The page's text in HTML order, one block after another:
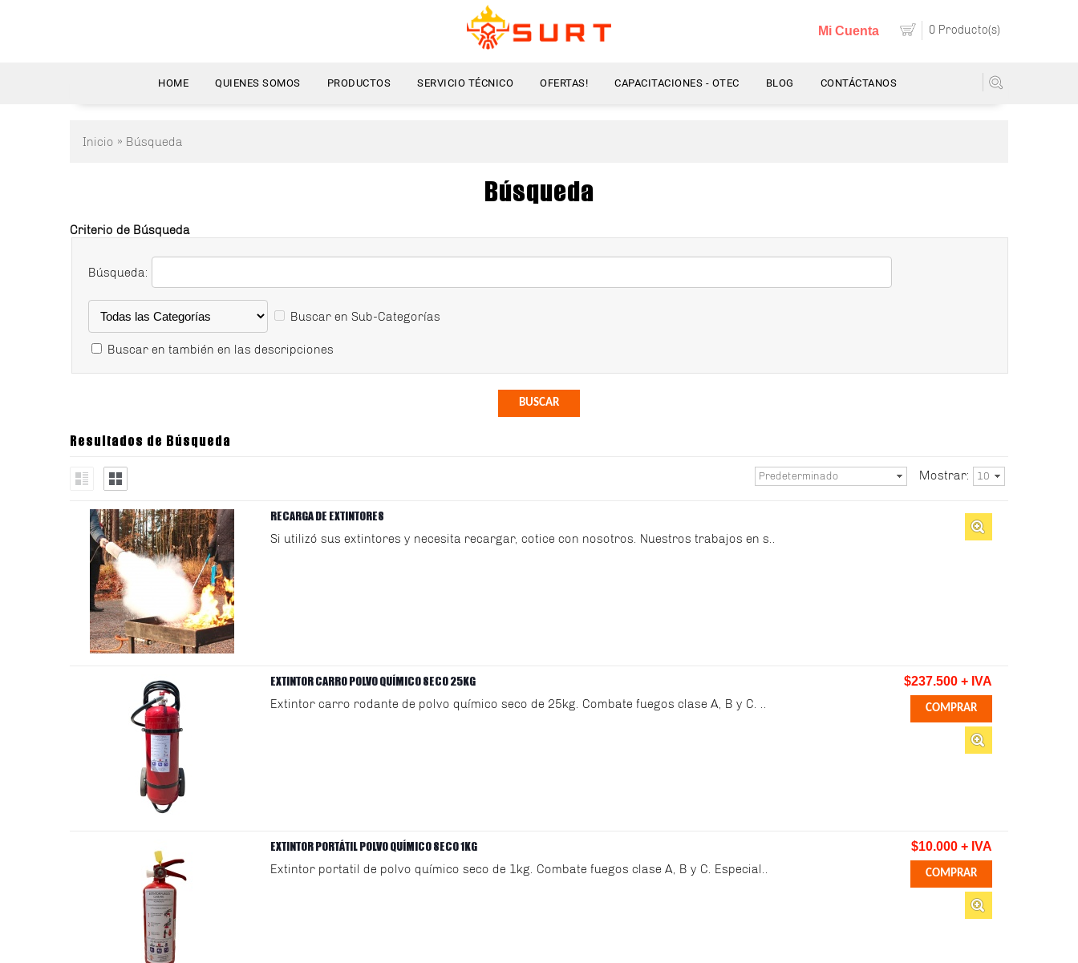
0 Producto(s)
Mi Cuenta
HOME QUIENES SOMOS PRODUCTOS SERVICIO TÉCNICO OFERTAS! CAPACITACIONES - OTEC BLOG CONTÁCTANOS
Inicio » Búsqueda
Búsqueda
Criterio de Búsqueda
Búsqueda:
Buscar en Sub-Categorías
Buscar en también en las descripciones
Resultados de Búsqueda
Mostrar: 10
Predeterminado
RECARGA DE EXTINTORES
Si utilizó sus extintores y necesita recargar, cotice con nosotros. Nuestros trabajos en s..
EXTINTOR CARRO POLVO QUÍMICO SECO 25KG
Extintor carro rodante de polvo químico seco de 25kg. Combate fuegos clase A, B y C. ..
$237.500 + IVA
EXTINTOR PORTÁTIL POLVO QUÍMICO SECO 1KG
Extintor portatil de polvo químico seco de 1kg. Combate fuegos clase A, B y C. Especial..
$10.000 + IVA